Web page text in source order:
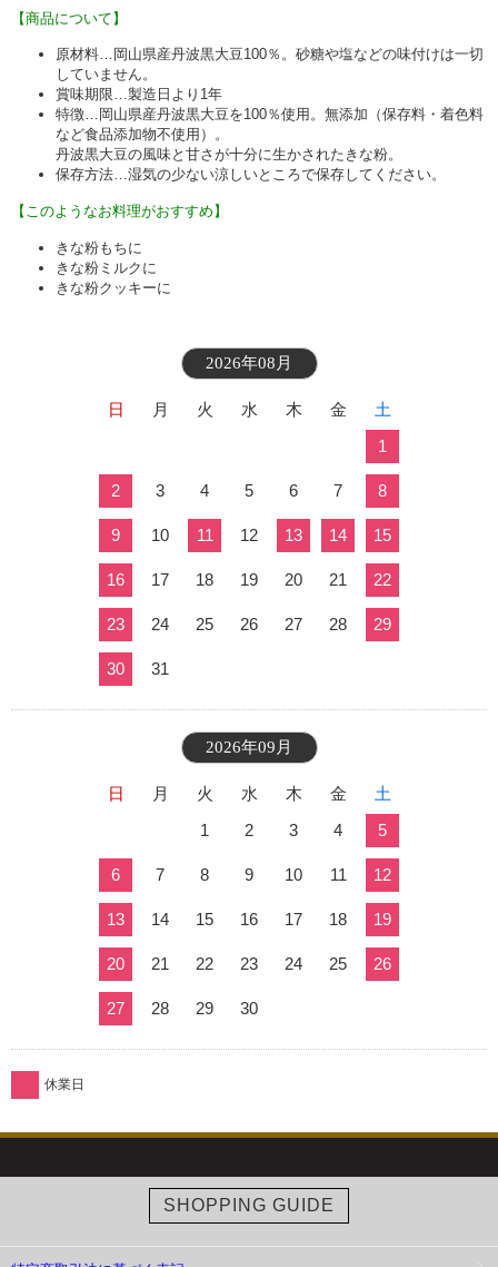
【商品について】
原材料…岡山県産丹波黒大豆100％。砂糖や塩などの味付けは一切
していません。
賞味期限…製造日より1年
特徴…岡山県産丹波黒大豆を100％使用。無添加（保存料・着色料
など食品添加物不使用）。
丹波黒大豆の風味と甘さが十分に生かされたきな粉。
保存方法…湿気の少ない涼しいところで保存してください。
【このようなお料理がおすすめ】
きな粉もちに
きな粉ミルクに
きな粉クッキーに
2026年08月
日 月 火 水 木 金
土
1
2 3 4 5 6 7 8
9 10 11 12 13 14 15
16 17 18 19 20 21 22
23 24 25 26 27 28 29
30 31
2026年09月
日 月 火 水 木 金
土
1
2 3 4 5
6 7 8 9 10 11 12
13 14 15 16 17 18 19
20 21 22 23 24 25 26
27 28 29 30
休業日
SHOPPING GUIDE